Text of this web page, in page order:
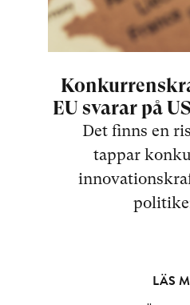
EU svarar på
Det finns en
tappar
LÄS